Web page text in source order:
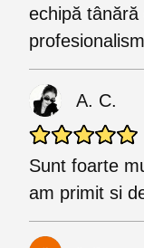
echipă
A. C.
Sunt foarte
am primit si